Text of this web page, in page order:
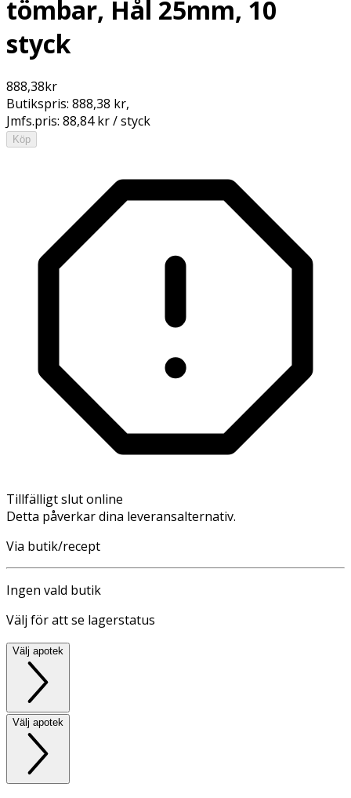
tömbar, Hål 25mm, 10
styck
888,38kr
Butikspris: 888,38 kr,
Jmfs.pris: 88,84 kr / styck
Köp
Tillfälligt slut online
Detta påverkar dina leveransalternativ.
Via butik/recept
Ingen vald butik
Välj för att se lagerstatus
Välj apotek
Välj apotek